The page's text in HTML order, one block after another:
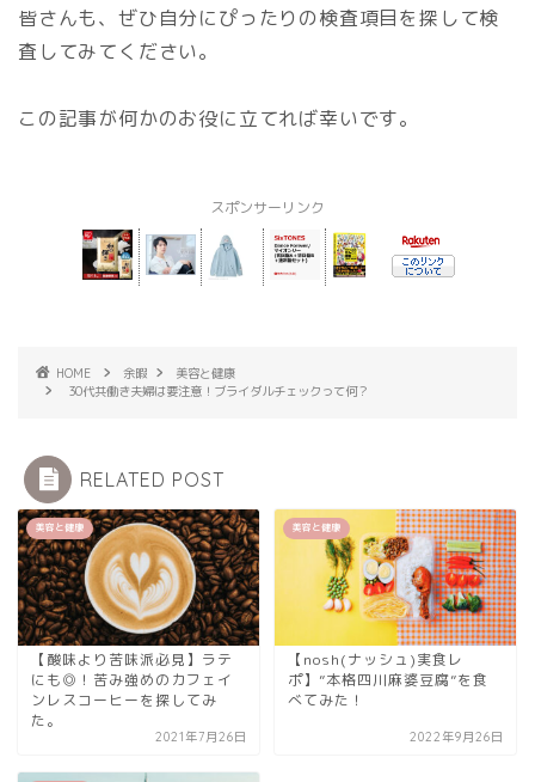
皆さんも、ぜひ自分にぴったりの検査項目を探して検
査してみてください。
この記事が何かのお役に立てれば幸いです。
スポンサーリンク
HOME 余暇
美容と健康
30代共働き夫婦は要注意！ブライダルチェックって何？
RELATED POST
美容と健康
【酸味より苦味派必見】ラテ
にも◎！苦み強めのカフェイ
ンレスコーヒーを探してみ
た。
2021年7月26日
美容と健康
【nosh(ナッシュ)実食レ
ポ】”本格四川麻婆豆腐”を食
べてみた！
2022年9月26日